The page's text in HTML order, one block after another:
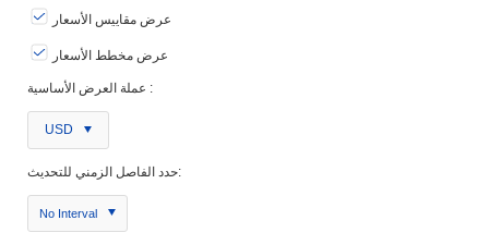
عرض مقاييس الأسعار
عرض مخطط الأسعار
عملة العرض الأساسية :
USD
حدد الفاصل الزمني للتحديث:
No Interval